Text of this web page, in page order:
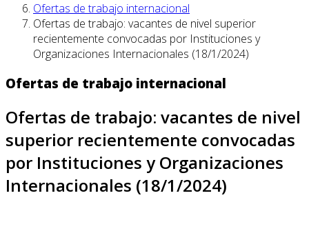
Ofertas de trabajo internacional
Ofertas de trabajo: vacantes de nivel superior
recientemente convocadas por Instituciones y
Organizaciones Internacionales (18/1/2024)
Ofertas de trabajo internacional
Ofertas de trabajo: vacantes de nivel
superior recientemente convocadas
por Instituciones y Organizaciones
Internacionales (18/1/2024)